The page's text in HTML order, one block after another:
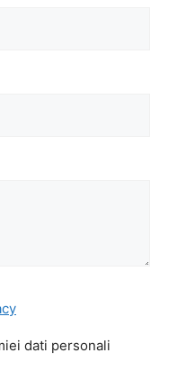
dati personali